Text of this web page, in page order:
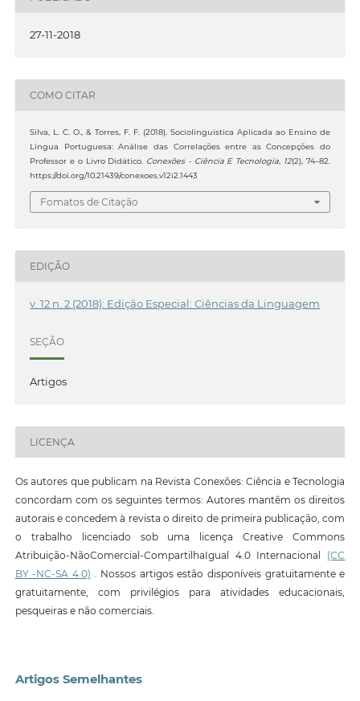
27-11-2018
COMO CITAR
Silva, L. C. O., & Torres, F. F. (2018). Sociolinguística Aplicada ao Ensino de
Língua Portuguesa: Análise das Correlações entre as Concepções do
Professor e o Livro Didático. Conexões - Ciência E Tecnologia, 12(2), 74–82.
https://doi.org/10.21439/conexoes.v12i2.1443
Fomatos de Citação
EDIÇÃO
v. 12 n. 2 (2018): Edição Especial: Ciências da Linguagem
SEÇÃO
Artigos
LICENÇA
Os autores que publicam na Revista Conexões: Ciência e Tecnologia
concordam com os seguintes termos: Autores mantêm os direitos
autorais e concedem à revista o direito de primeira publicação, com
o trabalho licenciado sob uma licença Creative Commons
Atribuição-NãoComercial-CompartilhaIgual 4.0 Internacional (CC
BY -NC-SA 4.0) . Nossos artigos estão disponíveis gratuitamente e
gratuitamente, com privilégios para atividades educacionais,
pesqueiras e não comerciais.
Artigos Semelhantes